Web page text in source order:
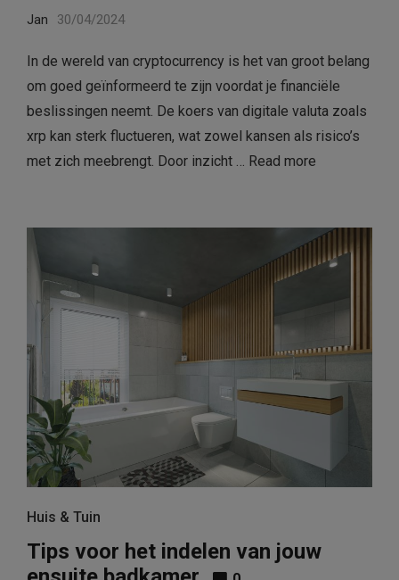
Jan 30/04/2024
In de wereld van cryptocurrency is het van groot belang
om goed geïnformeerd te zijn voordat je financiële
beslissingen neemt. De koers van digitale valuta zoals
xrp kan sterk fluctueren, wat zowel kansen als risico’s
met zich meebrengt. Door inzicht … Read more
Huis & Tuin
Tips voor het indelen van jouw